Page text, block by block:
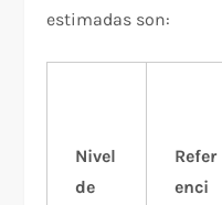
estimadas son:​
Nivel
de
Refer
enci